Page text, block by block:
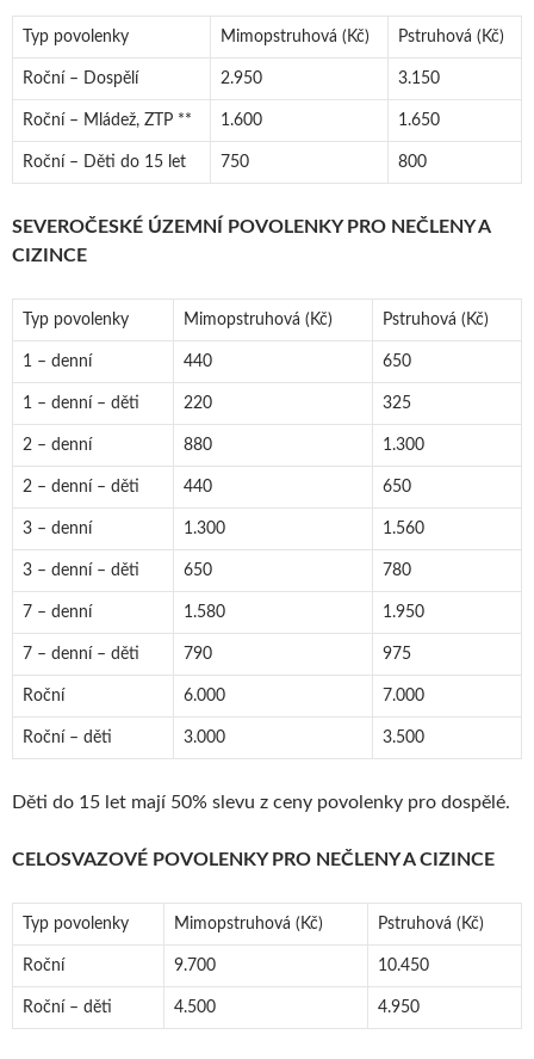
Typ povolenky Mimopstruhová (Kč) Pstruhová (Kč)
Roční – Dospělí 2.950 3.150
Roční – Mládež, ZTP ** 1.600 1.650
Roční – Děti do 15 let 750 800
SEVEROČESKÉ ÚZEMNÍ POVOLENKY PRO NEČLENY A
CIZINCE
Typ povolenky Mimopstruhová (Kč) Pstruhová (Kč)
1 – denní 440 650
1 – denní – děti 220 325
2 – denní 880 1.300
2 – denní – děti 440 650
3 – denní 1.300 1.560
3 – denní – děti 650 780
7 – denní 1.580 1.950
7 – denní – děti 790 975
Roční 6.000 7.000
Roční – děti 3.000 3.500
Děti do 15 let mají 50% slevu z ceny povolenky pro dospělé.
CELOSVAZOVÉ POVOLENKY PRO NEČLENY A CIZINCE
Typ povolenky Mimopstruhová (Kč) Pstruhová (Kč)
Roční 9.700 10.450
Roční – děti 4.500 4.950